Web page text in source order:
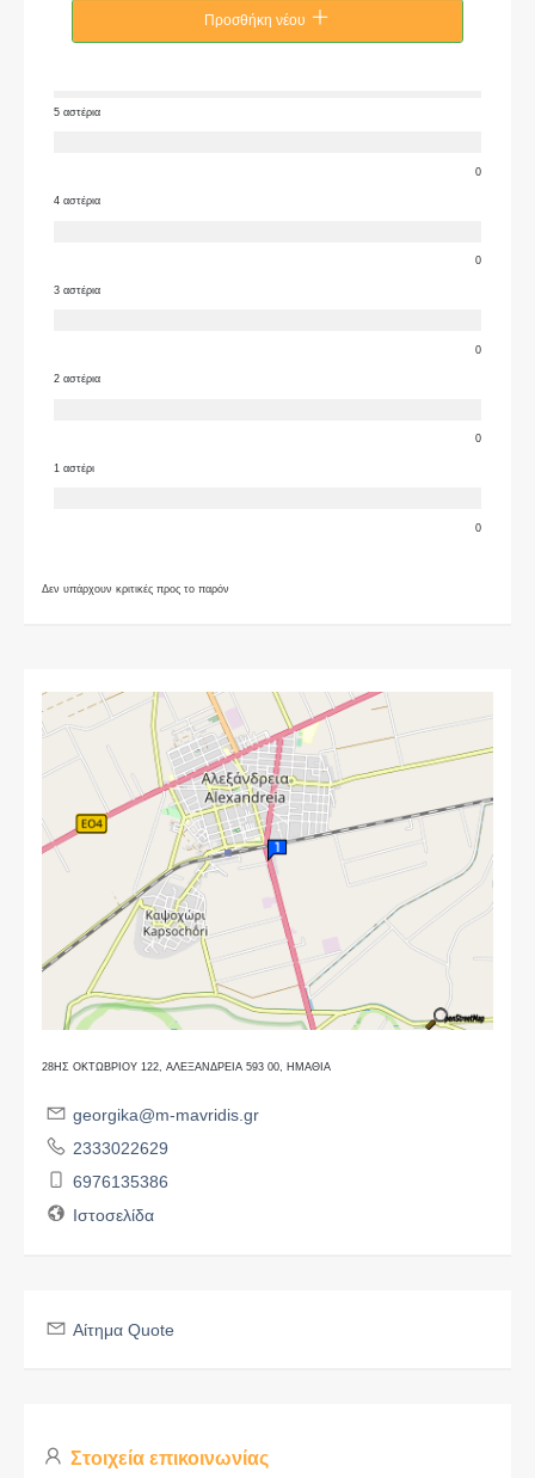
Προσθήκη νέου
5 αστέρια
0
4 αστέρια
0
3 αστέρια
0
2 αστέρια
0
1 αστέρι
0
Δεν υπάρχουν κριτικές προς το παρόν
28ΗΣ ΟΚΤΩΒΡΙΟΥ 122, ΑΛΕΞΑΝΔΡΕΙΑ 593 00, ΗΜΑΘΙΑ
georgika@m-mavridis.gr
2333022629
6976135386
Ιστοσελίδα
Αίτημα Quote
Στοιχεία επικοινωνίας